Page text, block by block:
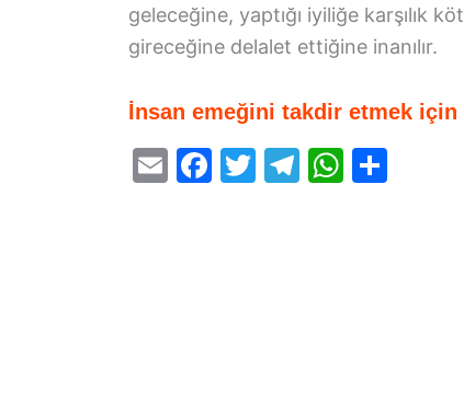
geleceğine, yaptığı iyiliğe karşılık
gireceğine delalet ettiğine inanılır.
İnsan emeğini takdir etmek için
E
F
T
T
W